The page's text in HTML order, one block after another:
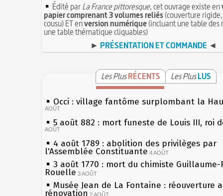
Édité parLa France pittoresque, cet ouvrage existe en
papier comprenant 3 volumes reliés(couverture
cousu) ET enversion numérique(incluant une table des
une table thématique cliquables)
► PRÉSENTATION ET COMMANDE ◄
Les PlusRÉCENTS Les PlusLUS
Occi : village fantôme surplombant la
AOÛT
5 août 882 : mort funeste de Louis III, roi
AOÛT
4 août 1789 : abolition des privilèges par
l'Assemblée Constituante 4 AOÛT
3 août 1770 : mort du chimiste Guillaume-
Rouelle 3 AOÛT
Musée Jean de La Fontaine : réouverture
rénovation 2 AOÛT